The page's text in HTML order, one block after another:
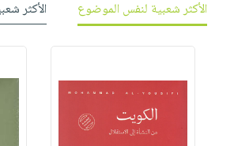
الأكثر شعبية لنفس الموضوع الأكثر